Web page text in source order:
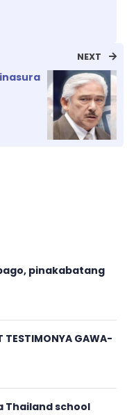
NEXT
pinakabatang
TESTIMONYA GAWA-
Thailand school